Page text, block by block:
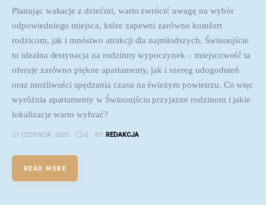
Planując wakacje z dziećmi, warto zwrócić uwagę na wybór
odpowiedniego miejsca, które zapewni zarówno komfort
rodzicom, jak i mnóstwo atrakcji dla najmłodszych. Świnoujście
to idealna destynacja na rodzinny wypoczynek – miejscowość ta
oferuje zarówno piękne apartamenty, jak i szereg udogodnień
oraz możliwości spędzania czasu na świeżym powietrzu. Co więc
wyróżnia apartamenty w Świnoujściu przyjazne rodzinom i jakie
lokalizacje warto wybrać?
21 CZERWCA, 2025 0 BY REDAKCJA
READ MORE